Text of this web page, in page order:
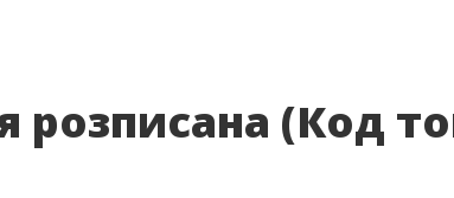
розписана (Код